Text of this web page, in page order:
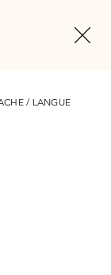
Skins
/ LANGUE